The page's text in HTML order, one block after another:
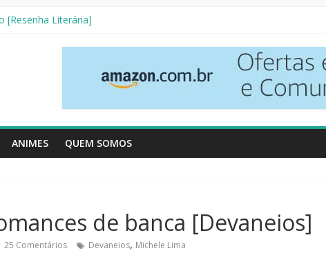
[Resenha Literária]
Universo [Crtítica]
ANIMES QUEM SOMOS
de banca [Devaneios]
25 Comentários Devaneios, Michele Lima